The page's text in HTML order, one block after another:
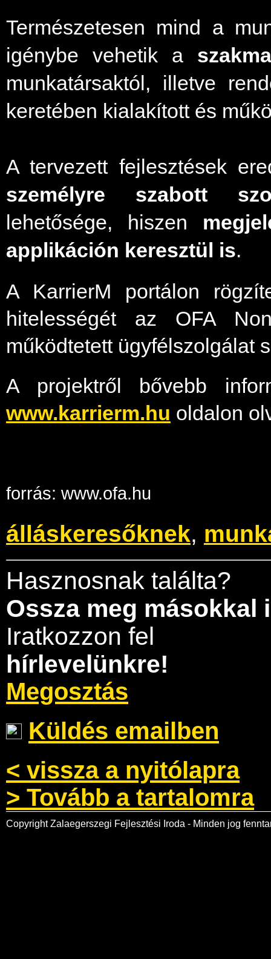
Természetesen mind a
igénybe vehetik a
munkatársaktól, illetve
keretében kialakított és
A tervezett fejlesztések
személyre szabott
lehetősége, hiszen
applikáción keresztül is.
A KarrierM portálon
hitelességét az OFA
működtetett ügyfélszolgálat
A projektről bővebb
www.karrierm.hu oldalon
forrás: www.ofa.hu
álláskeresőknek,
Hasznosnak találta?
Ossza meg másokkal
Iratkozzon fel
hírlevelünkre!
Megosztás
Küldés emailben
< vissza a nyitólapra
> Tovább a tartalomra
Copyright Zalaegerszegi Fejlesztési Iroda - Minden jog